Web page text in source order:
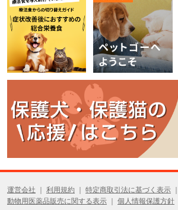
運営会社 利用規約
特定商取引法に基づく表示
動物用医薬品販売に関する表示
個人情報保護方針